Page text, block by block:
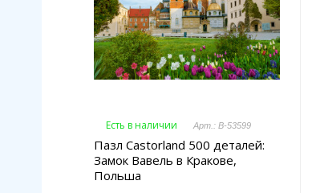
Есть в наличии Арт.: B-53599
Пазл Castorland 500 деталей:
Замок Вавель в Кракове,
Польша